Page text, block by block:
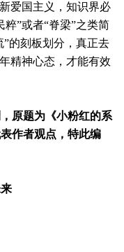
爱国主义，知识界必
”或者“脊梁”之类简
”的刻板划分，真正去
精神心态，才能有效
原题为《小粉红的系
作者观点，特此编